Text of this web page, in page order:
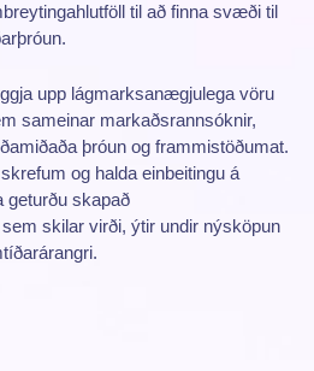
til að finna svæði til
upp lágmarksanægjulega vöru
sameinar markaðsrannsóknir,
þróun og frammistöðumat.
og halda einbeitingu á
geturðu skapað
skilar virði, ýtir undir nýsköpun